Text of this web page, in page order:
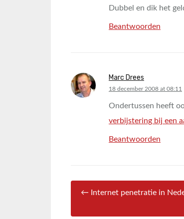
Dubbel en dik het
Beantwoorden
Marc Drees
says:
18 december 2008 at 08:11
Ondertussen heeft
verbijstering bij een
Beantwoorden
← Internet penetratie in